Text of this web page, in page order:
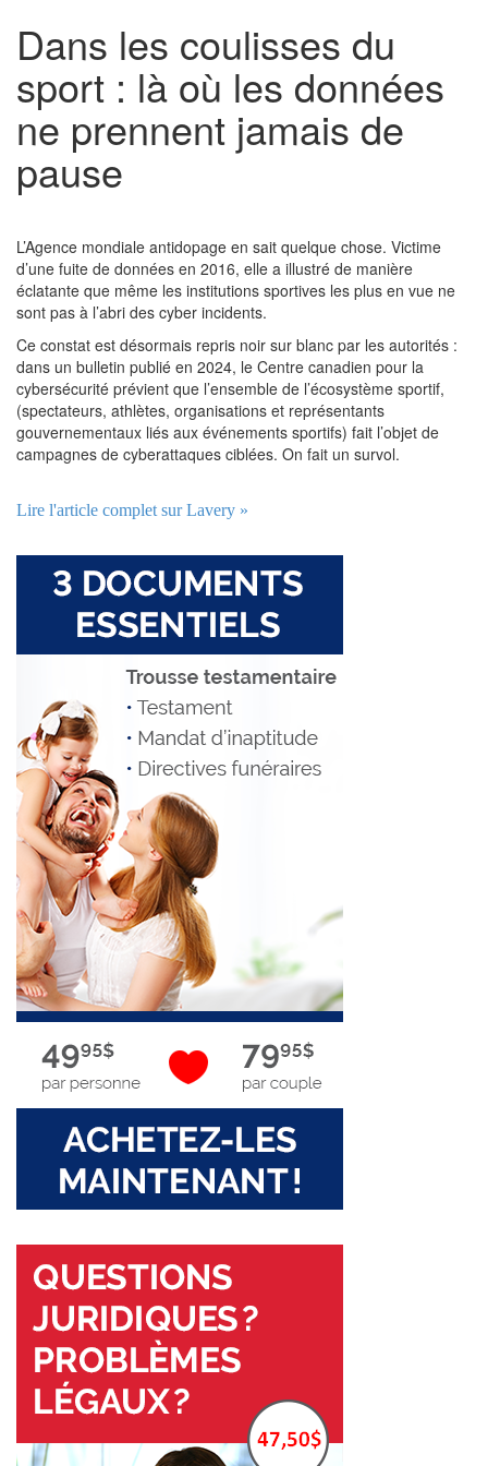
Dans les coulisses du
sport : là où les données
ne prennent jamais de
pause
L’Agence mondiale antidopage en sait quelque chose. Victime
d’une fuite de données en 2016, elle a illustré de manière
éclatante que même les institutions sportives les plus en vue ne
sont pas à l’abri des cyber incidents.
Ce constat est désormais repris noir sur blanc par les autorités :
dans un bulletin publié en 2024, le Centre canadien pour la
cybersécurité prévient que l’ensemble de l’écosystème sportif,
(spectateurs, athlètes, organisations et représentants
gouvernementaux liés aux événements sportifs) fait l’objet de
campagnes de cyberattaques ciblées. On fait un survol.
Lire l'article complet sur Lavery »